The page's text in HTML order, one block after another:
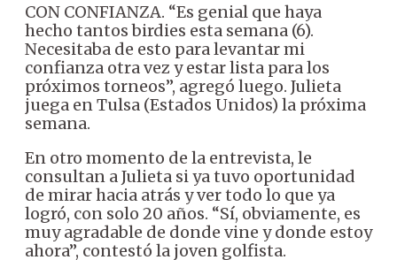
CON CONFIANZA. “Es genial que haya
hecho tantos birdies esta semana (6).
Necesitaba de esto para levantar mi
confianza otra vez y estar lista para los
próximos torneos”, agregó luego. Julieta
juega en Tulsa (Estados Unidos) la próxima
semana.
En otro momento de la entrevista, le
consultan a Julieta si ya tuvo oportunidad
de mirar hacia atrás y ver todo lo que ya
logró, con solo 20 años. “Sí, obviamente, es
muy agradable de donde vine y donde estoy
ahora”, contestó la joven golfista.